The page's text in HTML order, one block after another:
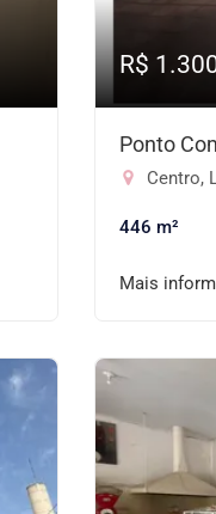
R$
Ponto
Centro,
446 m²
Mais